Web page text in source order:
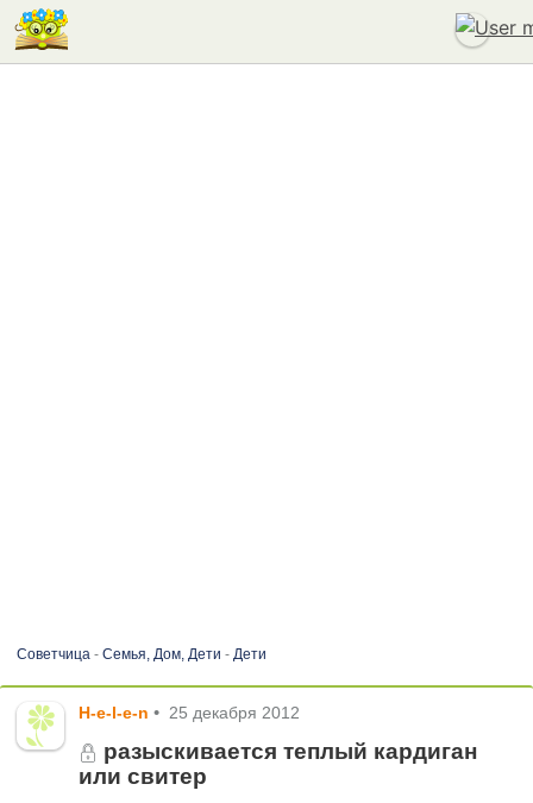
Советчица- Семья, Дом, Дети - Дети
H-e-l-e-n • 25 декабря 2012
разыскивается теплый кардиган
или свитер